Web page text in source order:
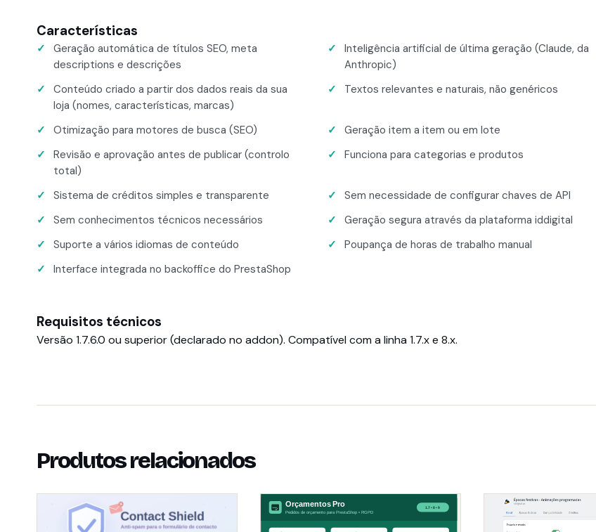
Características
Geração automática de títulos SEO, meta
descriptions e descrições
Inteligência artificial de última geração (Claude, da
Anthropic)
Conteúdo criado a partir dos dados reais da sua
loja (nomes, características, marcas)
Textos relevantes e naturais, não genéricos
Otimização para motores de busca (SEO)
Geração item a item ou em lote
Revisão e aprovação antes de publicar (controlo
total)
Funciona para categorias e produtos
Sistema de créditos simples e transparente
Sem necessidade de configurar chaves de API
Sem conhecimentos técnicos necessários
Geração segura através da plataforma iddigital
Suporte a vários idiomas de conteúdo
Poupança de horas de trabalho manual
Interface integrada no backoffice do PrestaShop
Requisitos técnicos
Versão 1.7.6.0 ou superior (declarado no addon). Compatível com a linha 1.7.x e 8.x.
Produtos relacionados